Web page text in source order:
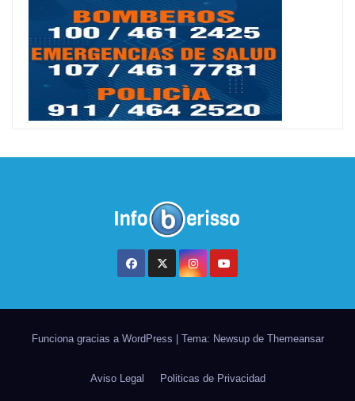
Funciona gracias a WordPress Tema: Newsup de Themeansar
Aviso Legal Politicas de Privacidad